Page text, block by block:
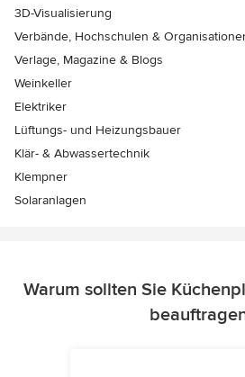
3D-Visualisierung
Verbände, Hochschulen &
Verlage, Magazine & Blogs
Weinkeller
Elektriker
Lüftungs- und Heizungsbauer
Klär- & Abwassertechnik
Klempner
Solaranlagen
Warum sollten Sie